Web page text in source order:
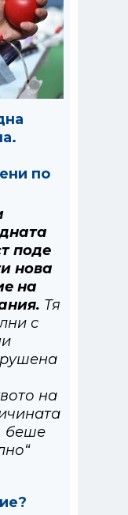
по
поде
нова
на
Тя
с
на
беше